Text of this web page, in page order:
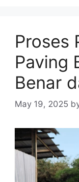
Proses
Paving
Benar
May 19, 2025